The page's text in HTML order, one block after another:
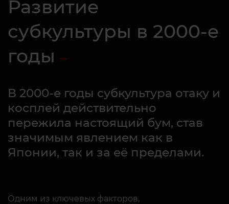
Развитие
субкультуры в 2000-е
годы
В 2000-е годы субкультура отаку и
косплей действительно
пережила настоящий бум, став
значимым явлением как в
Японии, так и за её пределами.
Одним из ключевых факторов,